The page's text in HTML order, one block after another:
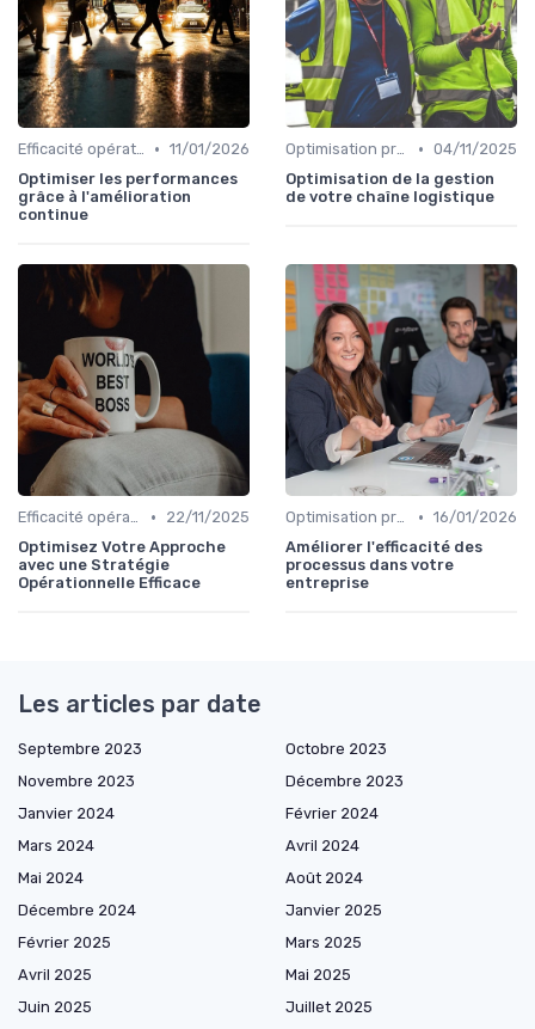
Efficacité opérationnelle • 11/01/2026
Optimiser les performances
grâce à l'amélioration
continue
Optimisation processus • 04/11/2025
Optimisation de la gestion
de votre chaîne logistique
Efficacité opérationnelle •
22/11/2025
Optimisez Votre Approche
avec une Stratégie
Opérationnelle Efficace
Optimisation processus • 16/01/2026
Améliorer l'efficacité des
processus dans votre
entreprise
Les articles par date
Septembre 2023
Octobre 2023
Novembre 2023
Décembre 2023
Janvier 2024
Février 2024
Mars 2024
Avril 2024
Mai 2024
Août 2024
Décembre 2024
Janvier 2025
Février 2025
Mars 2025
Avril 2025
Mai 2025
Juin 2025
Juillet 2025